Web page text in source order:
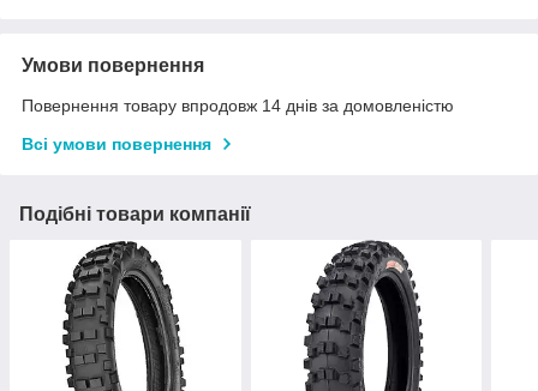
Умови повернення
Повернення товару впродовж 14 днів за домовленістю
Всі умови повернення
Подібні товари компанії